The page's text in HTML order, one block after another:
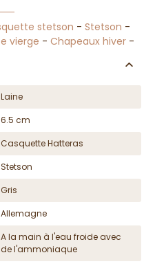
stetson - Stetson -
vierge - Chapeaux hiver -
Laine
6.5 cm
Casquette Hatteras
Stetson
Gris
Allemagne
A la main à l'eau froide avec
de l'ammoniaque